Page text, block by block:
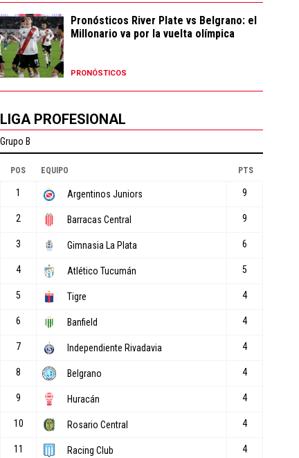
Pronósticos River Plate vs Belgrano: el
Millonario va por la vuelta olímpica
PRONÓSTICOS
LIGA PROFESIONAL